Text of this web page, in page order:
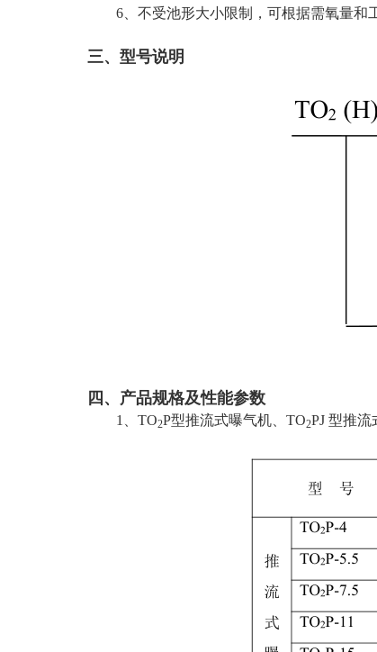
6、不受池形大小限制，可根据需氧量和
三、型号说明
四、产品规格及性能参数
1、TO2P型推流式曝气机、TO2PJ 型推